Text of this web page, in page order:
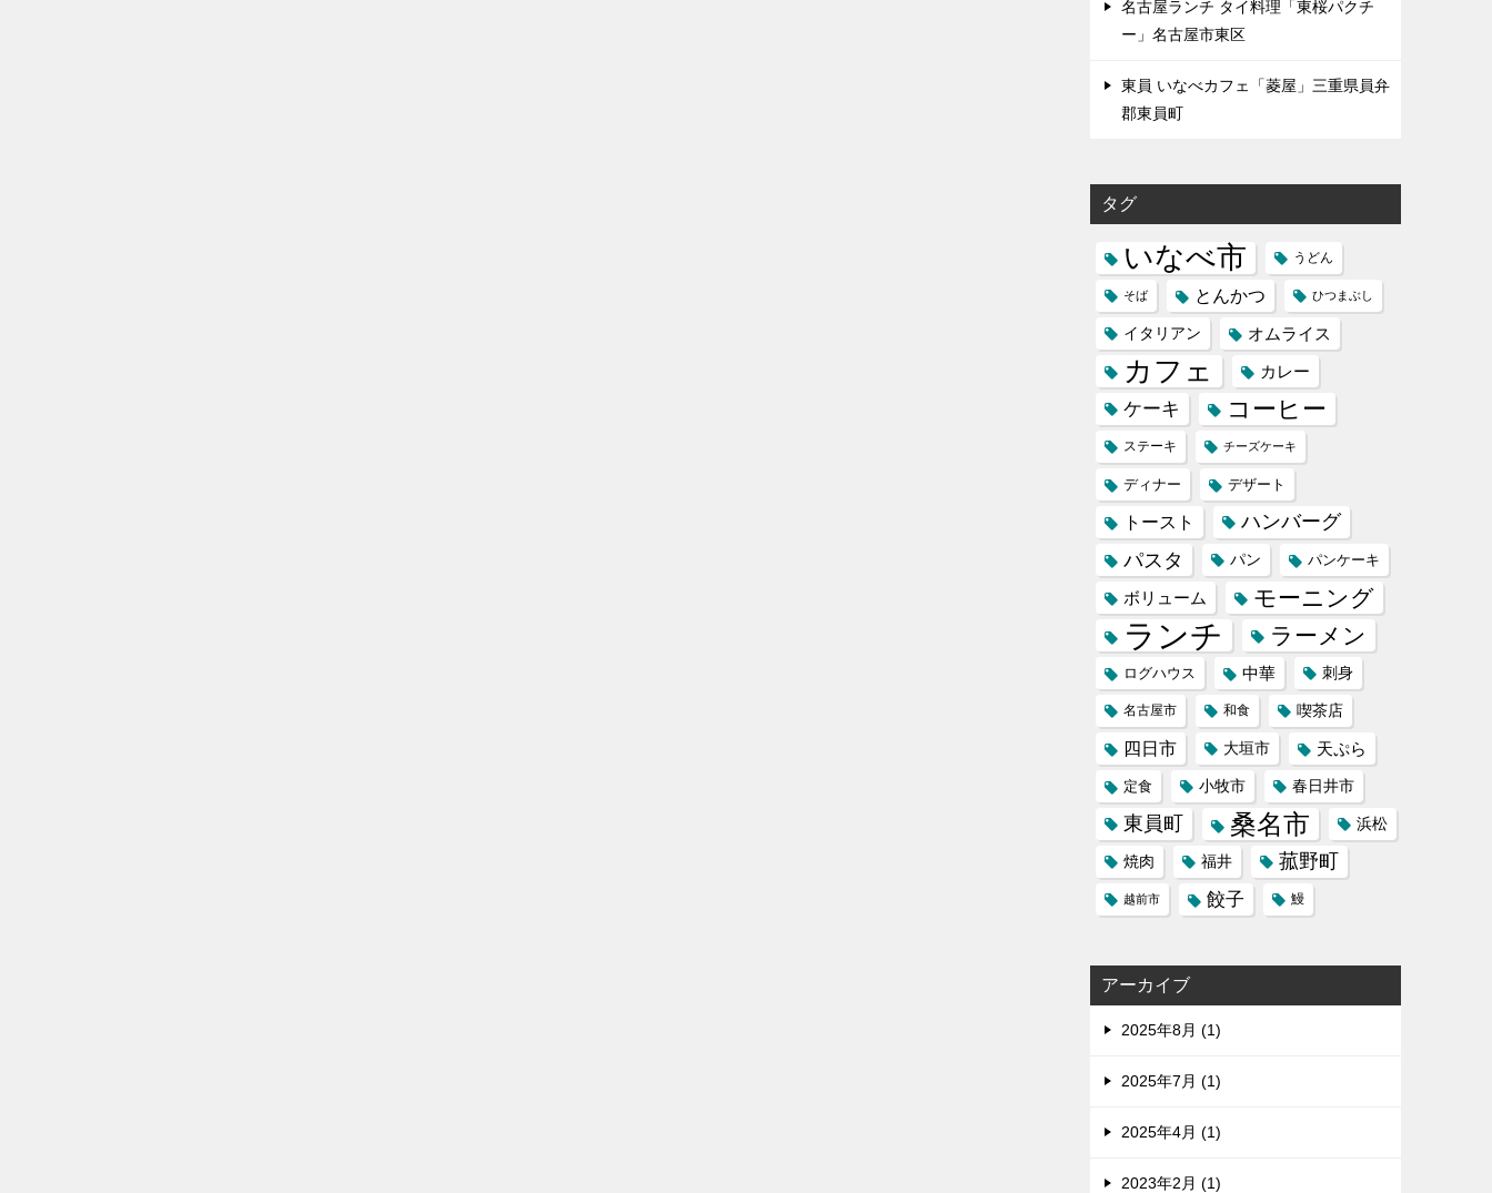
名古屋ランチ タイ料理「東桜パクチ
ー」名古屋市東区
東員 いなべカフェ「菱屋」三重県員弁
郡東員町
タグ
いなべ市 うどん
そば とんかつ ひつまぶし
イタリアン オムライス
カフェ カレー
ケーキ コーヒー
ステーキ チーズケーキ
ディナー デザート
トースト ハンバーグ
パスタ パン パンケーキ
ボリューム モーニング
ランチ ラーメン
ログハウス 中華 刺身
名古屋市 和食 喫茶店
四日市 大垣市 天ぷら
定食 小牧市 春日井市
東員町 桑名市 浜松
焼肉 福井 菰野町
越前市 餃子 鰻
アーカイブ
2025年8月 (1)
2025年7月 (1)
2025年4月 (1)
2023年2月 (1)